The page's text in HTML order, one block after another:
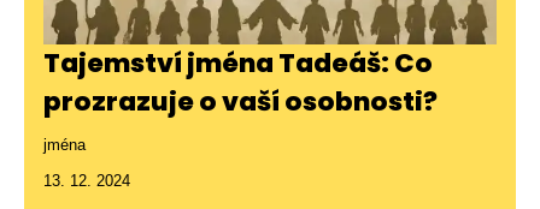
Tajemství jména Tadeáš: Co
prozrazuje o vaší osobnosti?
jména
13. 12. 2024